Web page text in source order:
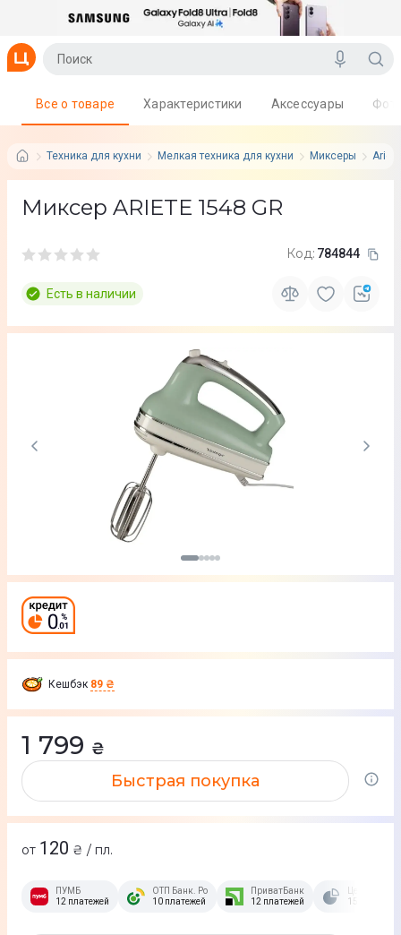
Техника для кухни Мелкая техника для кухни Миксеры Ariete
Все о товаре Характеристики Аксессуары
Миксер ARIETE 1548 GR
Код: 784844
Есть в наличии
Кешбэк 89 ₴
1 799 ₴
Быстрая покупка
от 120 ₴ / пл.
ПУМБ
12 платежей
ОТП Банк. Розстрочка Скибочка.
10 платежей
ПриватБанк
12 платежей
15 платежей